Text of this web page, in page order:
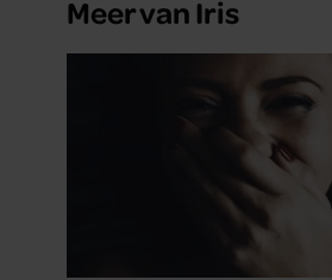
Meer van Iris